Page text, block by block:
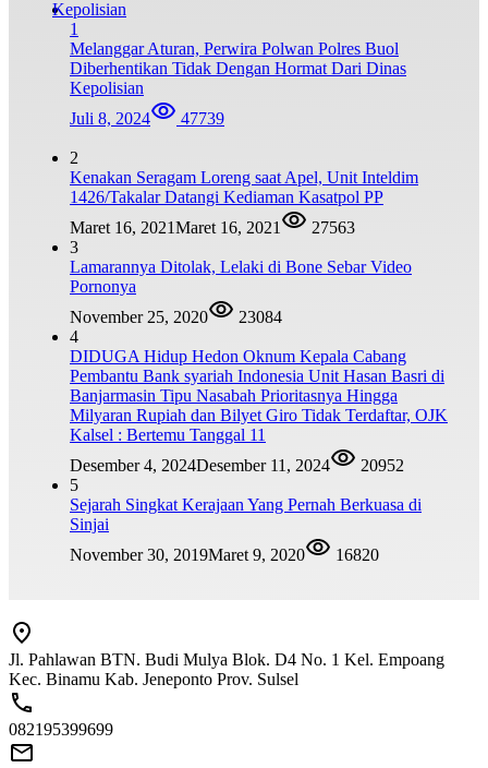
1
Melanggar Aturan, Perwira Polwan Polres Buol
Diberhentikan Tidak Dengan Hormat Dari Dinas
Kepolisian
Juli 8, 2024
47739
2
Kenakan Seragam Loreng saat Apel, Unit Inteldim
1426/Takalar Datangi Kediaman Kasatpol PP
Maret 16, 2021Maret 16, 2021
27563
3
Lamarannya Ditolak, Lelaki di Bone Sebar Video
Pornonya
November 25, 2020
23084
4
DIDUGA Hidup Hedon Oknum Kepala Cabang
Pembantu Bank syariah Indonesia Unit Hasan Basri di
Banjarmasin Tipu Nasabah Prioritasnya Hingga
Milyaran Rupiah dan Bilyet Giro Tidak Terdaftar, OJK
Kalsel : Bertemu Tanggal 11
Desember 4, 2024Desember 11, 2024
20952
5
Sejarah Singkat Kerajaan Yang Pernah Berkuasa di
Sinjai
November 30, 2019Maret 9, 2020 16820
Jl. Pahlawan BTN. Budi Mulya Blok. D4 No. 1 Kel. Empoang
Kec. Binamu Kab. Jeneponto Prov. Sulsel
082195399699